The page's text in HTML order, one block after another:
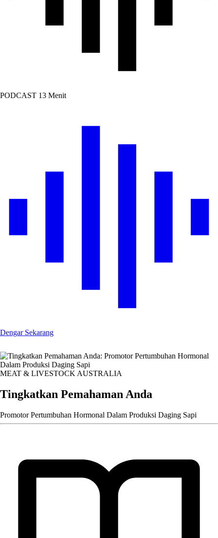
PODCAST 13 Menit
Dengar Sekarang
MEAT & LIVESTOCK AUSTRALIA
Tingkatkan Pemahaman Anda
Promotor Pertumbuhan Hormonal Dalam Produksi Daging Sapi